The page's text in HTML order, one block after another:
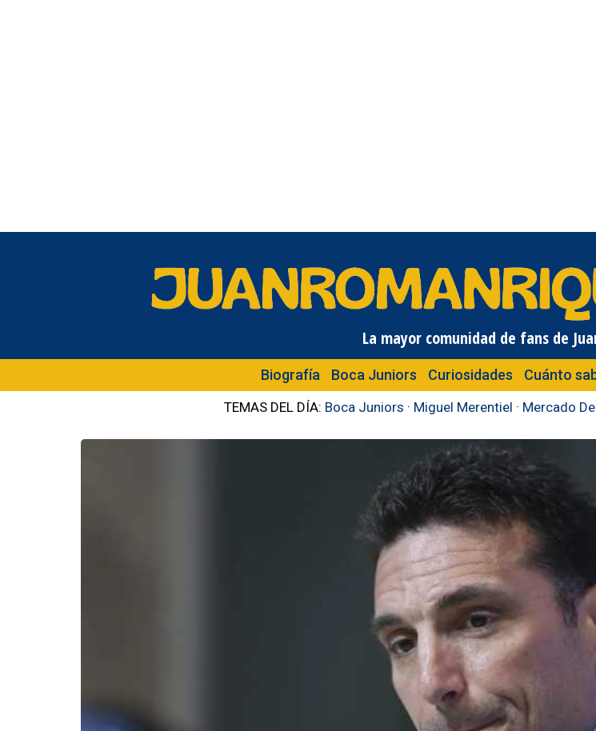
La mayor comunidad de fans de
Biografía Boca Juniors Curiosidades Cuánto
TEMAS DEL DÍA: Boca Juniors · Miguel Merentiel · Mercado